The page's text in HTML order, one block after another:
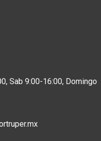
Sab 9:00-16:00, Domingo